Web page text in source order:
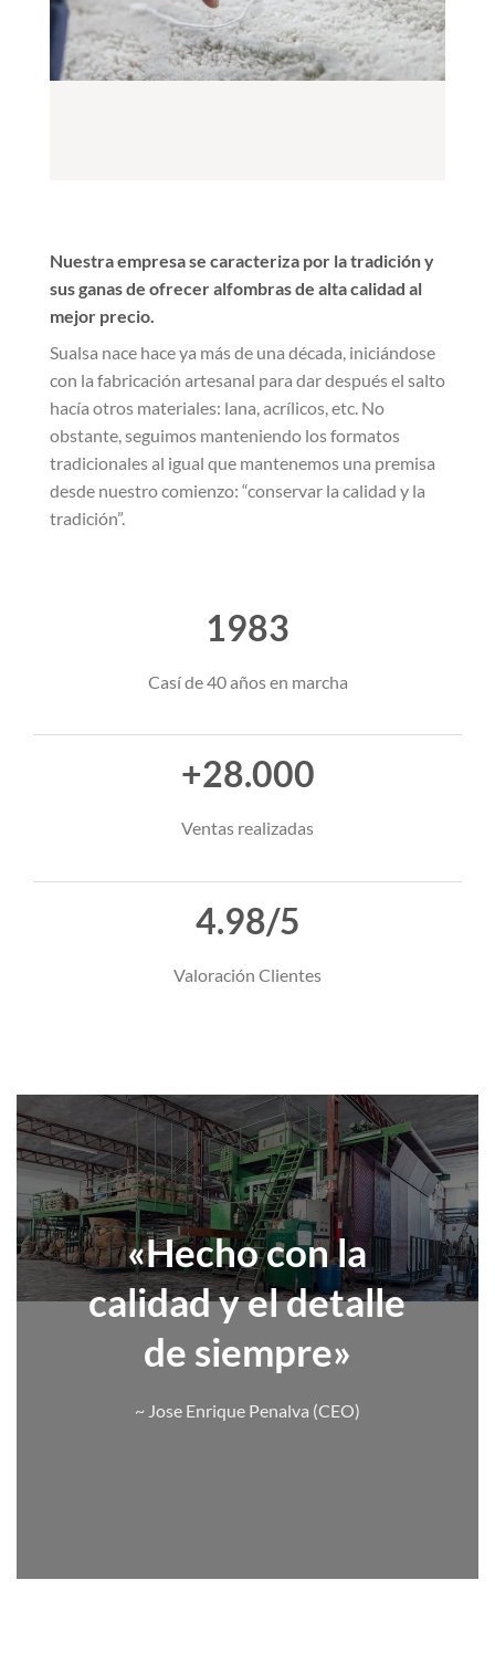
Nuestra empresa se caracteriza por la tradición y
sus ganas de ofrecer alfombras de alta calidad al
mejor precio.
Sualsa nace hace ya más de una década, iniciándose
con la fabricación artesanal para dar después el salto
hacía otros materiales: lana, acrílicos, etc. No
obstante, seguimos manteniendo los formatos
tradicionales al igual que mantenemos una premisa
desde nuestro comienzo: “conservar la calidad y la
tradición”.
1983
Casí de 40 años en marcha
+28.000
Ventas realizadas
4.98/5
Valoración Clientes
«Hecho con la
calidad y el detalle
de siempre»
~ Jose Enrique Penalva (CEO)